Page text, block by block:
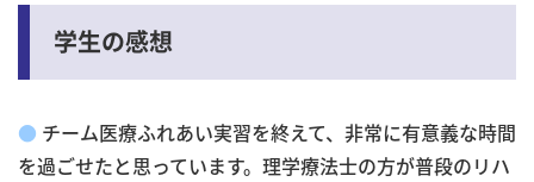
学生の感想
● チーム医療ふれあい実習を終えて、非常に有意義な時間
を過ごせたと思っています。理学療法士の方が普段のリハ